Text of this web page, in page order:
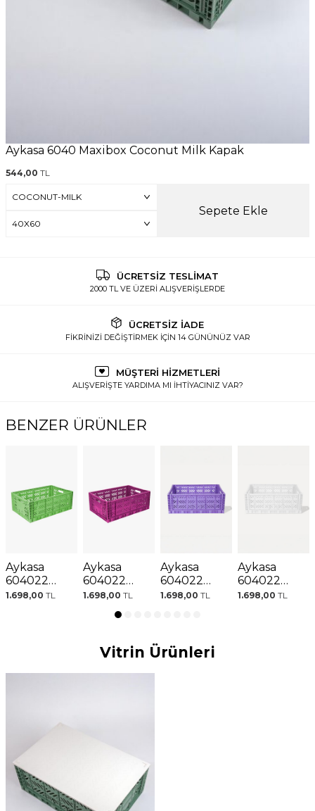
Aykasa 6040 Maxibox Coconut Milk Kapak
544,00 TL
Sepete Ekle
ÜCRETSİZ TESLİMAT
2000 TL VE ÜZERİ ALIŞVERİŞLERDE
ÜCRETSİZ İADE
FİKRİNİZİ DEĞİŞTİRMEK İÇİN 14 GÜNÜNÜZ VAR
MÜŞTERİ HİZMETLERİ
ALIŞVERİŞTE YARDIMA MI İHTİYACINIZ VAR?
BENZER ÜRÜNLER
Aykasa
604022
Maxibox
1.698,00 TL
Aykasa
604022
Maxibox
Katlanabilir
1.698,00 TL
Aykasa
604022
Maxibox
1.698,00 TL
Aykasa
604022
Maxibox
1.698,00 TL
Vitrin Ürünleri